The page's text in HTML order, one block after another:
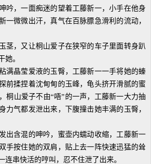
，一面痴迷的望着工藤新一，小手在他身
一微微出汗，真气在百脉膘急滑利的流动，
，又让桐山爱子在狭窄的车子里面转身趴
她。
晶莹爱液的玉臀，工藤新一一手将她的螓
前揉捏着沈甸甸的玉峰，龟头挤开滑腻的蜜
桐山爱子不由“唔”的一声，工藤新一大力抽
力气都发泄出来，下腹撞击她丰满的玉臀，
含混的呻吟，蜜壶内蠕动收缩，工藤新一
手按住她的双肩，贴上去一阵快速迅猛的耸
连串快活的哼叫，忍不住泄了出来。